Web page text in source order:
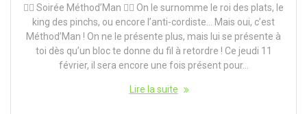
🧗‍♀️ Soirée Méthod’Man 🧗‍♀️ On le surnomme le roi des plats, le
king des pinchs, ou encore l’anti-cordiste… Mais oui, c’est
Méthod’Man ! On ne le présente plus, mais lui se présente à
toi dès qu’un bloc te donne du fil à retordre ! Ce jeudi 11
février, il sera encore une fois présent pour…
Lire la suite